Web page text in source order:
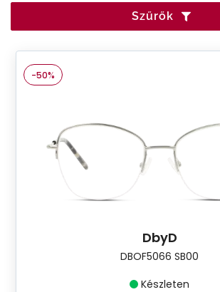
Szűrők
-50%
DbyD
DBOF5066 SB00
Készleten